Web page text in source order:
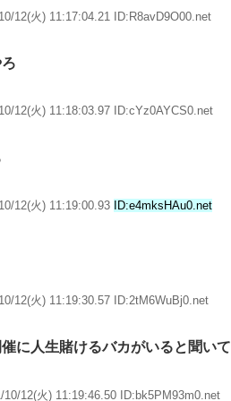
12(火) 11:17:04.21 ID:R8avD9O00.net
12(火) 11:18:03.97 ID:cYz0AYCS0.net
12(火) 11:19:00.93 ID:e4mksHAu0.net
12(火) 11:19:30.57 ID:2tM6WuBj0.net
に人生賭けるバカがいると聞いて
10/12(火) 11:19:46.50 ID:bk5PM93m0.net